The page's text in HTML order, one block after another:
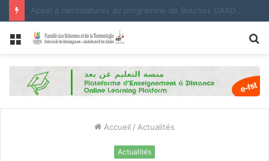
Menu
Accueil / Actualités
Actualités